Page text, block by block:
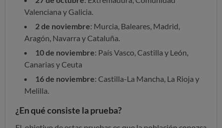
Valenciana y Galicia.
2 de noviembre: Murcia, Baleares, Madrid,
Aragón, Navarra y Cataluña.
10 de noviembre: País Vasco, Castilla y León,
Canarias y Ceuta
16 de noviembre: Castilla-La Mancha, La Rioja y
Melilla.
¿En qué consiste la prueba?